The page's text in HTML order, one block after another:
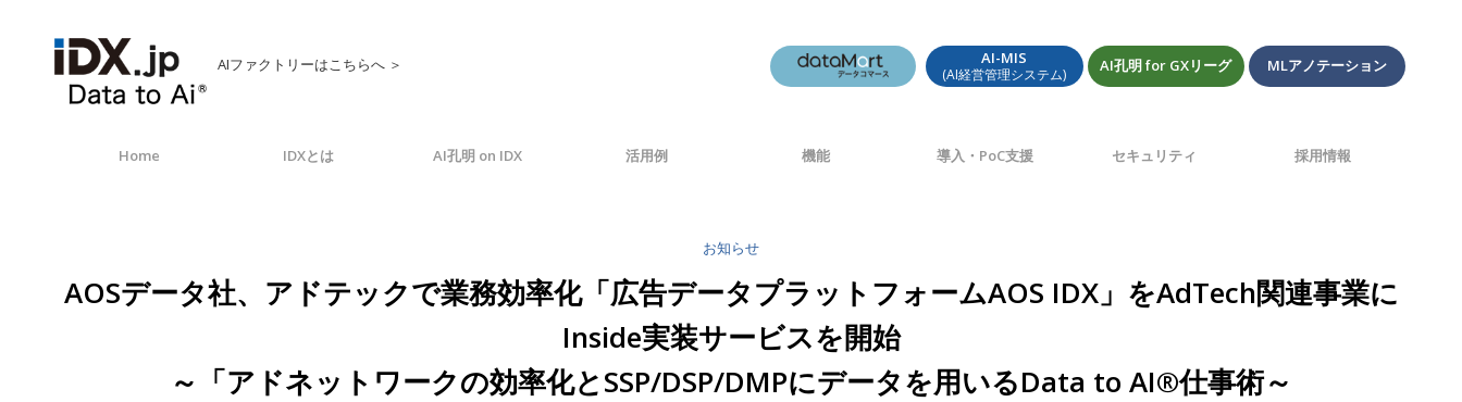
AIファクトリーはこちらへ ＞ AI-MIS
(AI経営管理システム) AI孔明 for GXリーグ MLアノテーション
Home IDXとは AI孔明 on IDX 活用例 機能 導入・PoC支援 セキュリティ 採用情報
お知らせ
AOSデータ社、アドテックで業務効率化「広告データプラットフォームAOS IDX」をAdTech関連事業に
Inside実装サービスを開始
～「アドネットワークの効率化とSSP/DSP/DMPにデータを用いるData to AI®仕事術～